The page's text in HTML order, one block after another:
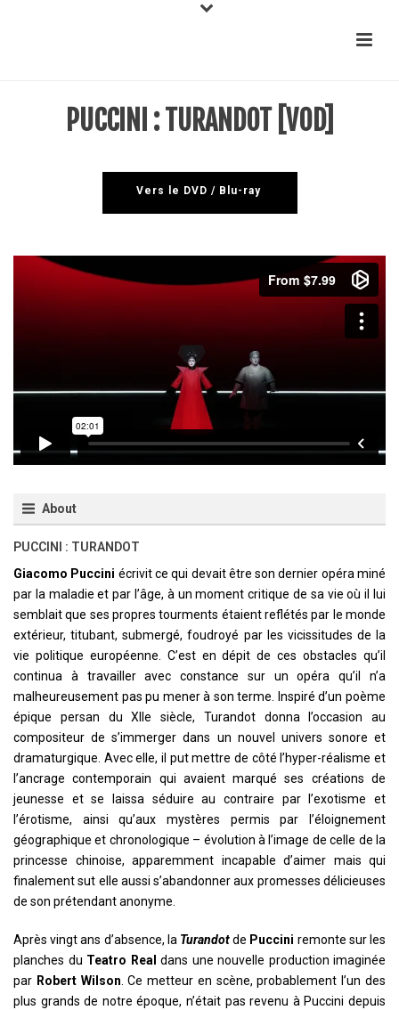
PUCCINI : TURANDOT [VOD]
Vers le DVD / Blu-ray
About
PUCCINI : TURANDOT
Giacomo Puccini écrivit ce qui devait être son dernier opéra miné
par la maladie et par l’âge, à un moment critique de sa vie où il lui
semblait que ses propres tourments étaient reflétés par le monde
extérieur, titubant, submergé, foudroyé par les vicissitudes de la
vie politique européenne. C’est en dépit de ces obstacles qu’il
continua à travailler avec constance sur un opéra qu’il n’a
malheureusement pas pu mener à son terme. Inspiré d’un poème
épique persan du XIIe siècle, Turandot donna l’occasion au
compositeur de s’immerger dans un nouvel univers sonore et
dramaturgique. Avec elle, il put mettre de côté l’hyper-réalisme et
l’ancrage contemporain qui avaient marqué ses créations de
jeunesse et se laissa séduire au contraire par l’exotisme et
l’érotisme, ainsi qu’aux mystères permis par l’éloignement
géographique et chronologique – évolution à l’image de celle de la
princesse chinoise, apparemment incapable d’aimer mais qui
finalement sut elle aussi s’abandonner aux promesses délicieuses
de son prétendant anonyme.
Après vingt ans d’absence, la Turandot de Puccini remonte sur les
planches du Teatro Real dans une nouvelle production imaginée
par Robert Wilson . Ce metteur en scène, probablement l’un des
plus grands de notre époque, n’était pas revenu à Puccini depuis